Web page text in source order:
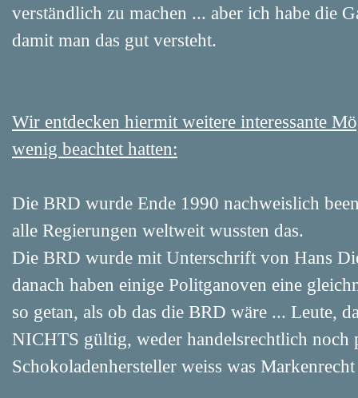
verständlich zu machen ... aber ich habe die
damit man das gut versteht.
Wir entdecken hiermit weitere interessante
wenig beachtet hatten:
Die BRD wurde Ende 1990 nachweislich
alle Regierungen weltweit wussten das.
Die BRD wurde mit Unterschrift von Hans
danach haben einige Politganoven eine
so getan, als ob das die BRD wäre ... Leute,
NICHTS gültig, weder handelsrechtlich noch
Schokoladenhersteller weiss was